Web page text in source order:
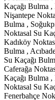
Kaçağı Bulma
Nişantepe
Bulma ,
Noktasal Su
Kadıköy
Bulma ,
Su Kaçağı
Caferağa
Kaçağı Bulma
Noktasal Su
Fenerbahçe